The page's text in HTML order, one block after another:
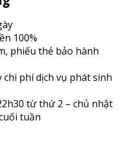
100%
phiếu thẻ bảo hành
phí dịch vụ phát sinh
từ thứ 2 – chủ nhật
tuần